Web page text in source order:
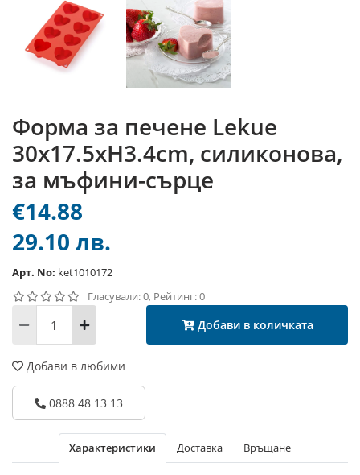
Форма за печене Lekue
30x17.5xH3.4cm, силиконова,
за мъфини-сърце
€14.88
29.10 лв.
Арт. No: ket1010172
Гласували: 0, Рейтинг: 0
Добави в количката
Добави в любими
0888 48 13 13
Характеристики Доставка Връщане